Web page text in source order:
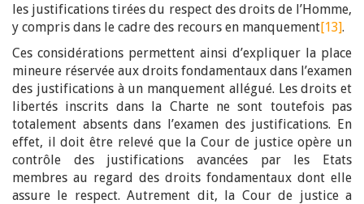
les justifications tirées du respect des droits de l’Homme,
y compris dans le cadre des recours en manquement[13].
Ces considérations permettent ainsi d’expliquer la place
mineure réservée aux droits fondamentaux dans l’examen
des justifications à un manquement allégué. Les droits et
libertés inscrits dans la Charte ne sont toutefois pas
totalement absents dans l’examen des justifications. En
effet, il doit être relevé que la Cour de justice opère un
contrôle des justifications avancées par les Etats
membres au regard des droits fondamentaux dont elle
assure le respect. Autrement dit, la Cour de justice a